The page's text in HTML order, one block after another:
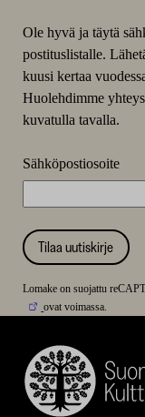
Ole hyvä ja täytä
postituslistalle.
kuusi kertaa
Huolehdimme
kuvatulla tavalla.
Sähköpostiosoite
Tilaa uutiskirje
Lomake on suojattu
ovat voimassa.
Suomen
Kulttuurirahasto